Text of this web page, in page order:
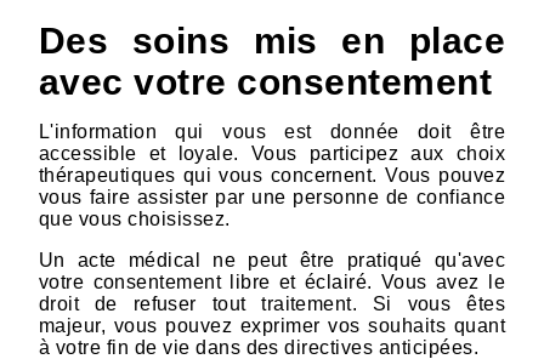
Des soins mis en place
avec votre consentement
L'information qui vous est donnée doit être
accessible et loyale. Vous participez aux choix
thérapeutiques qui vous concernent. Vous pouvez
vous faire assister par une personne de confiance
que vous choisissez.
Un acte médical ne peut être pratiqué qu'avec
votre consentement libre et éclairé. Vous avez le
droit de refuser tout traitement. Si vous êtes
majeur, vous pouvez exprimer vos souhaits quant
à votre fin de vie dans des directives anticipées.